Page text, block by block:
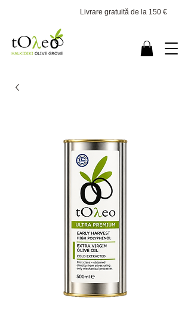
Livrare gratuită de la 150 €